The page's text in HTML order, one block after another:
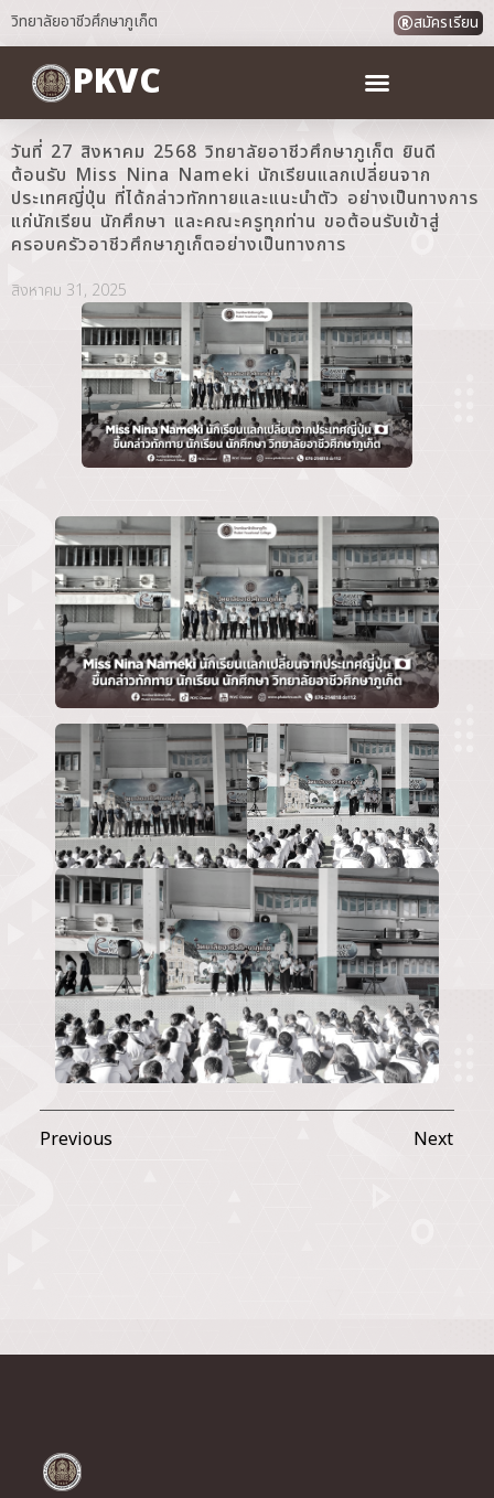
วิทยาลัยอาชีวศึกษาภูเก็ต สมัครเรียน
PKVC
วันที่ 27 สิงหาคม 2568 วิทยาลัยอาชีวศึกษาภูเก็ต ยินดี
ต้อนรับ Miss Nina Nameki นักเรียนแลกเปลี่ยนจาก
ประเทศญี่ปุ่น ที่ได้กล่าวทักทายและแนะนำตัว อย่างเป็นทางการ
แก่นักเรียน นักศึกษา และคณะครูทุกท่าน ขอต้อนรับเข้าสู่
ครอบครัวอาชีวศึกษาภูเก็ตอย่างเป็นทางการ
สิงหาคม 31, 2025
Previous Next